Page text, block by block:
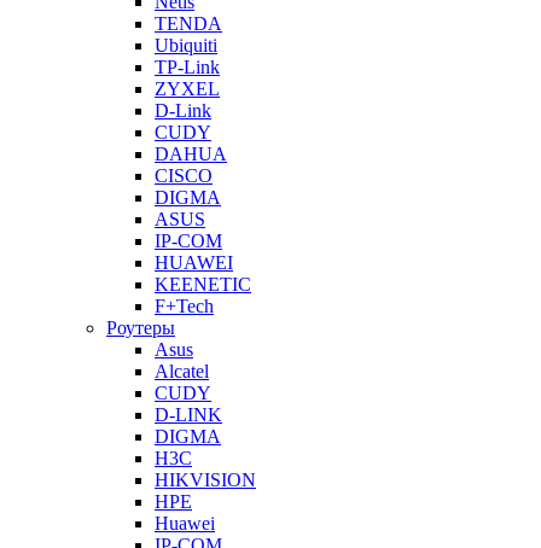
TENDA
Ubiquiti
TP-Link
ZYXEL
D-Link
CUDY
DAHUA
CISCO
DIGMA
ASUS
IP-COM
HUAWEI
KEENETIC
F+Tech
Роутеры
Asus
Alcatel
CUDY
D-LINK
DIGMA
H3C
HIKVISION
HPE
Huawei